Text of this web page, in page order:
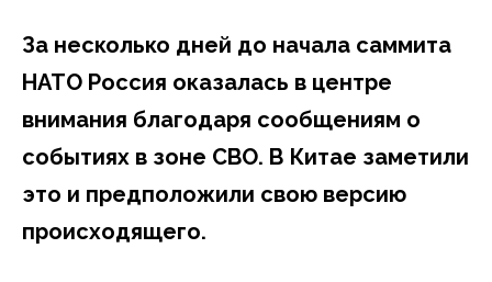
За несколько дней до начала саммита
НАТО Россия оказалась в центре
внимания благодаря сообщениям о
событиях в зоне СВО. В Китае заметили
это и предположили свою версию
происходящего.